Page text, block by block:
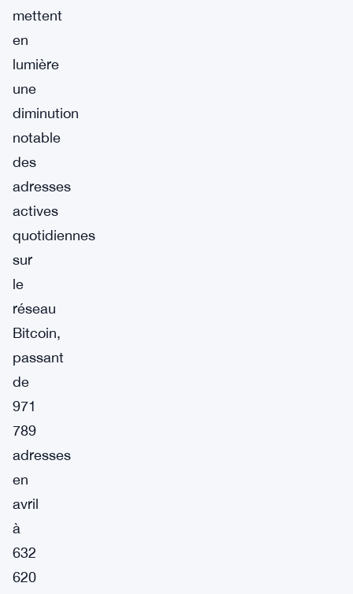
mettent
en
lumière
une
diminution
notable
des
adresses
actives
quotidiennes
sur
le
réseau
Bitcoin,
passant
de
971
789
adresses
en
avril
à
632
620